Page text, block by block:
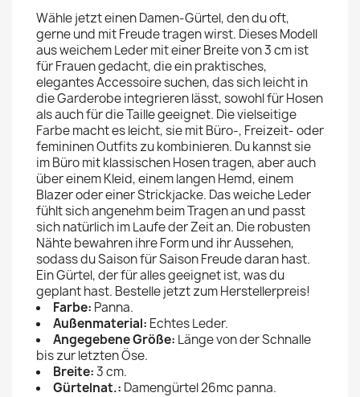
Wähle jetzt einen Damen-Gürtel, den du oft,
gerne und mit Freude tragen wirst. Dieses Modell
aus weichem Leder mit einer Breite von 3 cm ist
für Frauen gedacht, die ein praktisches,
elegantes Accessoire suchen, das sich leicht in
die Garderobe integrieren lässt, sowohl für Hosen
als auch für die Taille geeignet. Die vielseitige
Farbe macht es leicht, sie mit Büro-, Freizeit- oder
femininen Outfits zu kombinieren. Du kannst sie
im Büro mit klassischen Hosen tragen, aber auch
über einem Kleid, einem langen Hemd, einem
Blazer oder einer Strickjacke. Das weiche Leder
fühlt sich angenehm beim Tragen an und passt
sich natürlich im Laufe der Zeit an. Die robusten
Nähte bewahren ihre Form und ihr Aussehen,
sodass du Saison für Saison Freude daran hast.
Ein Gürtel, der für alles geeignet ist, was du
geplant hast. Bestelle jetzt zum Herstellerpreis!
Farbe: Panna.
Außenmaterial: Echtes Leder.
Angegebene Größe: Länge von der Schnalle
bis zur letzten Öse.
Breite:3 cm.
Gürtelnat.: Damengürtel 26mc panna.